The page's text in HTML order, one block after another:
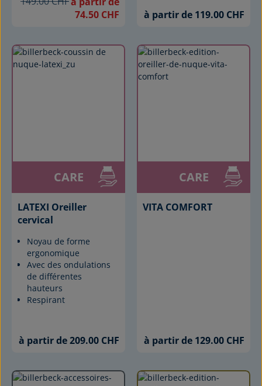
74.50 CHF
à partir de 119.00 CHF
CARE
LATEXI Oreiller
cervical
Noyau de forme
ergonomique
Avec des ondulations
de différentes
hauteurs
Respirant
à partir de 209.00 CHF
CARE
VITA COMFORT
à partir de 129.00 CHF